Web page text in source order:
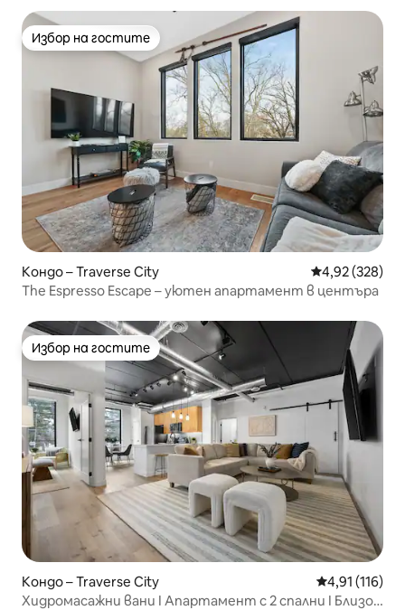
Избор на гостите
Избор на гостите
Кондо – Traverse City Средна
4,92 (328)
The Espresso Escape – уютен апартамент в центъра
Избор на гостите
Избор на гостите
Кондо – Traverse City Средна
4,91 (116)
Хидромасажни вани I Апартамент с 2 спални I Близо